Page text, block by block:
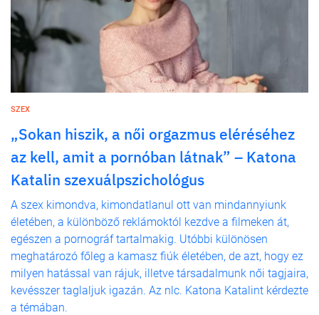
SZEX
„Sokan hiszik, a női orgazmus eléréséhez
az kell, amit a pornóban látnak” – Katona
Katalin szexuálpszichológus
A szex kimondva, kimondatlanul ott van mindannyiunk
életében, a különböző reklámoktól kezdve a filmeken át,
egészen a pornográf tartalmakig. Utóbbi különösen
meghatározó főleg a kamasz fiúk életében, de azt, hogy ez
milyen hatással van rájuk, illetve társadalmunk női tagjaira,
kevésszer taglaljuk igazán. Az nlc. Katona Katalint kérdezte
a témában.